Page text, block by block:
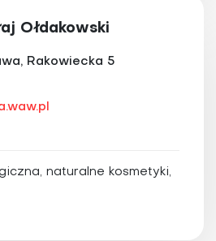
Ołdakowski
Rakowiecka 5
naturalne kosmetyki,